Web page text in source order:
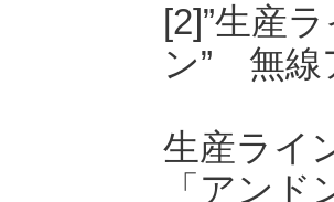
[2]”生産
ン” 無線
生産ライ
「アン